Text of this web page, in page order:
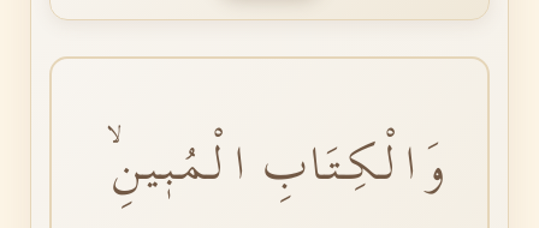
وَالْكِتَابِ الْمُبٖينِۙ